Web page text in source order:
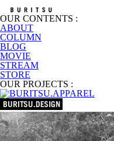
OUR CONTENTS :
ABOUT
COLUMN
BLOG
MOVIE
STREAM
STORE
OUR PROJECTS :